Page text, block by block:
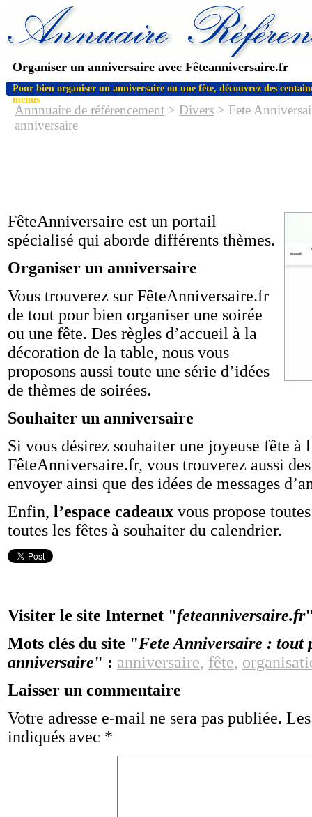
Organiser un anniversaire avec Fêteanniversaire.fr
Pour bien organiser un anniversaire ou une fête, découvrez des
menus
Annnuaire de référencement > Divers > Fete
anniversaire
FêteAnniversaire est un portail
spécialisé qui aborde différents thèmes.
Organiser un anniversaire
Vous trouverez sur FêteAnniversaire.fr
de tout pour bien organiser une soirée
ou une fête. Des règles d’accueil à la
décoration de la table, nous vous
proposons aussi toute une série d’idées
de thèmes de soirées.
Souhaiter un anniversaire
Si vous désirez souhaiter une joyeuse fête à
FêteAnniversaire.fr, vous trouverez aussi
envoyer ainsi que des idées de messages
Enfin, l’espace cadeaux vous propose
toutes les fêtes à souhaiter du calendrier.
Visiter le site Internet "feteanniversaire.fr
Mots clés du site "Fete Anniversaire : tout
anniversaire" : anniversaire, fête,
Laisser un commentaire
Votre adresse e-mail ne sera pas publiée.
indiqués avec *